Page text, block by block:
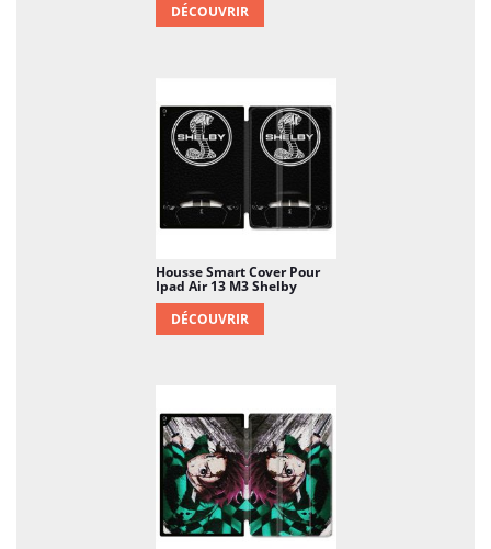
DÉCOUVRIR
Housse Smart Cover Pour
Ipad Air 13 M3 Shelby
DÉCOUVRIR